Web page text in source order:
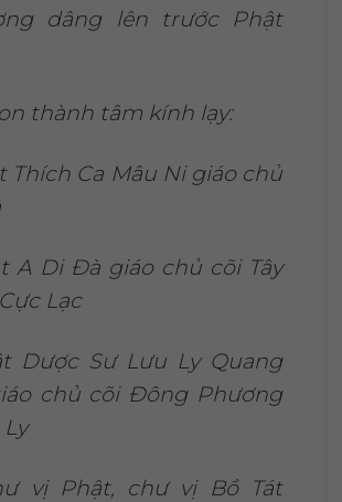
dâng lên trước Phật
thành tâm kính lạy:
Thích Ca Mâu Ni giáo chủ
A Di Đà giáo chủ cõi Tây
Lạc
Dược Sư Lưu Ly Quang
chủ cõi Đông Phương
vị Phật, chư vị Bồ Tát